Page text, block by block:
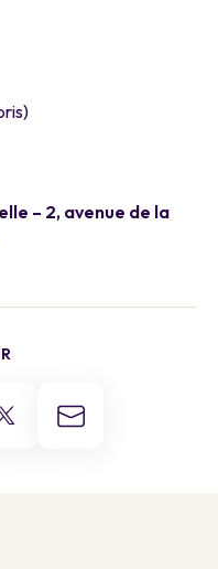
– 2, avenue de la